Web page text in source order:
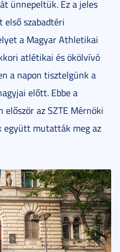
ünnepeltük. Ez a jeles
szabadtéri
a Magyar Athletikai
atlétikai és ökölvívó
a napon tisztelgünk a
előtt. Ebbe a
az SZTE Mérnöki
együtt mutatták meg az